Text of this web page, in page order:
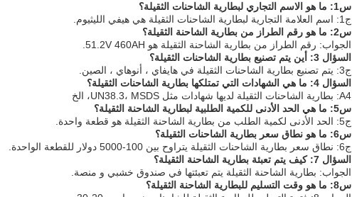
س1: ما هو الاسم التجاري لبطارية الشاحنات الثقيلة؟
ج1: اسم العلامة التجارية لبطارية الشاحنات الثقيلة هي هيفي الليثيوم.
س2: ما هو رقم الطراز من بطارية الشاحنة الثقيلة؟
الجواب: رقم الطراز من بطارية الشاحنة الثقيلة هو 51.2V 460AH.
السؤال 3: أين يتم تصنيع بطارية الشاحنات الثقيلة؟
ج3: يتم تصنيع بطارية الشاحنات الثقيلة في هايفاي ، أنوهاي ، الصين.
السؤال 4: ما هي الشهادات التي تمتلكها بطارية الشاحنات الثقيلة؟
A4: بطارية الشاحنات الثقيلة لديها شهادات مثل UN38.3، MSDS، الخ
س5: ما هي الحد الأدنى للكمية الطلبية لبطارية الشاحنة الثقيلة؟
ج5: الحد الأدنى لكمية الطلب من بطارية الشاحنة الثقيلة هو قطعة واحدة.
س6: ما هو نطاق سعر بطارية الشاحنات الثقيلة؟
ج6: نطاق سعر بطارية الشاحنات الثقيلة يتراوح بين 100-5000 دولار للقطعة الواحدة.
السؤال 7: كيف يتم تعبئة بطارية الشاحنة الثقيلة؟
الجواب: بطارية الشاحنة الثقيلة يتم تعبئتها في صندوق خشبي و منصة.
س8: ما هو وقت التسليم للبطارية الشاحنة الثقيلة؟